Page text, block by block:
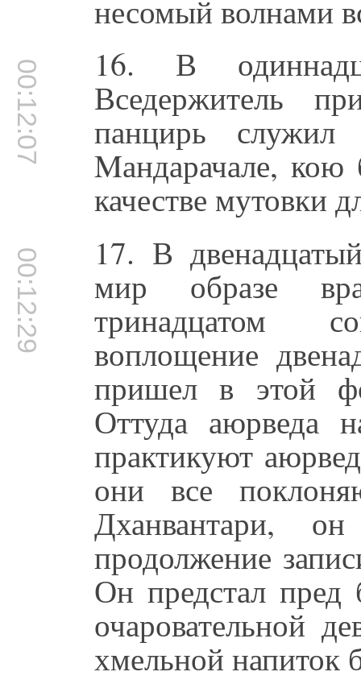
несомый волнами
00:12:07 16. В
Вседержитель
панцирь служил
Mандарачале,
качестве мутовки
00:12:29 17. В
мир образе
тринадцатом
воплощение
пришел в этой
Оттуда аюрведа
практикуют
они все
Дханвантари,
продолжение
Он предстал
очаровательной
хмельной напиток